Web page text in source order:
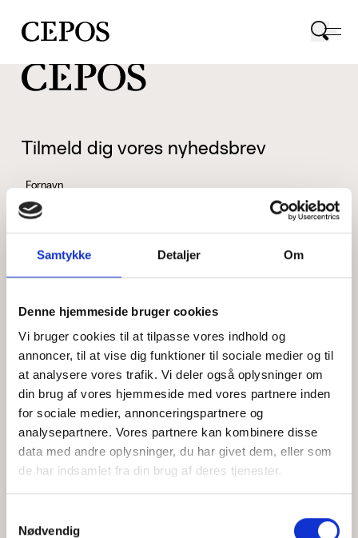
Samtykke Detaljer Om
Denne hjemmeside bruger cookies
Vi bruger cookies til at tilpasse vores indhold og
annoncer, til at vise dig funktioner til sociale medier og til
at analysere vores trafik. Vi deler også oplysninger om
din brug af vores hjemmeside med vores partnere inden
for sociale medier, annonceringspartnere og
analysepartnere. Vores partnere kan kombinere disse
data med andre oplysninger, du har givet dem, eller som
de har indsamlet fra din brug af deres tjenester.
Nødvendig
CEPOS logo
Tilmeld dig vores nyhedsbrev
Fornavn
Efternavn
Jeg accepterer behandlingen af mine personoplysninger i
henhold tilprivatlivspolitikken